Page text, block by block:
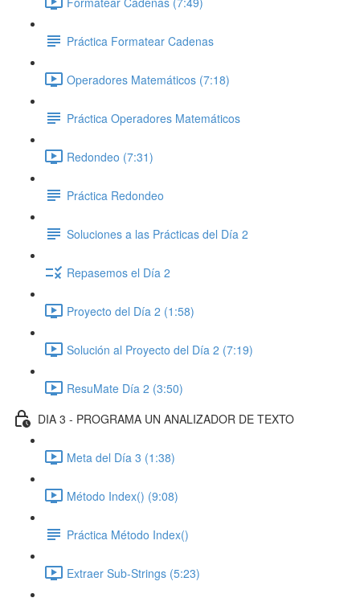
Práctica Formatear Cadenas
Operadores Matemáticos (7:18)
Práctica Operadores Matemáticos
Redondeo (7:31)
Práctica Redondeo
Soluciones a las Prácticas del Día 2
Repasemos el Día 2
Proyecto del Día 2 (1:58)
Solución al Proyecto del Día 2 (7:19)
ResuMate Día 2 (3:50)
DIA 3 - PROGRAMA UN ANALIZADOR DE TEXTO
Meta del Día 3 (1:38)
Método Index() (9:08)
Práctica Método Index()
Extraer Sub-Strings (5:23)